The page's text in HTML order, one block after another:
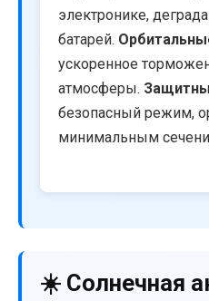
электронике,
батарей.
ускоренное
атмосферы.
безопасный режим,
минимальным
☀️ Солнечная